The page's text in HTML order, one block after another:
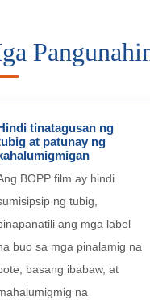
tinatagusan ng
at patunay ng
BOPP film ay hindi
ng tubig,
ang mga label
buo sa mga pinalamig na
basang ibabaw, at
na